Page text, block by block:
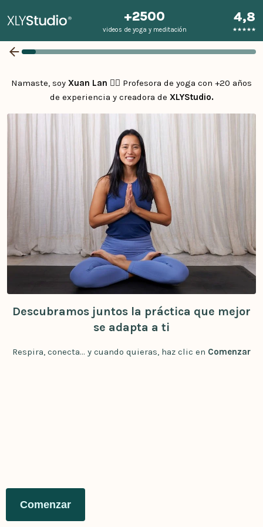
+2500
videos de yoga y meditación
4,8
★★★★★
Namaste, soy Xuan Lan 🧘‍♀️ Profesora de yoga con +20 años
de experiencia y creadora de XLYStudio.
Descubramos juntos la práctica que mejor
se adapta a ti
Respira, conecta... y cuando quieras, haz clic en Comenzar
Comenzar